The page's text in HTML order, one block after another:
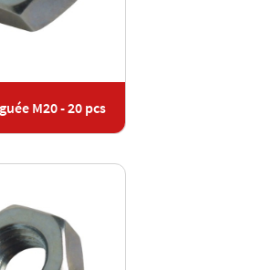
M20 - 20 pcs